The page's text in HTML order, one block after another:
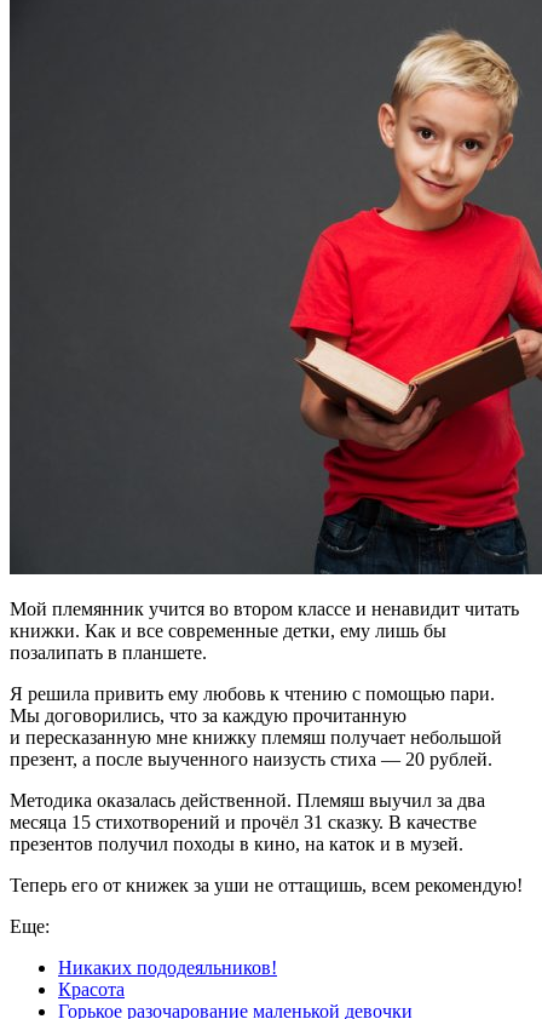
Мой племянник учится во втором классе и ненавидит читать
книжки. Как и все современные детки, ему лишь бы
позалипать в планшете.
Я решила привить ему любовь к чтению с помощью пари.
Мы договорились, что за каждую прочитанную
и пересказанную мне книжку племяш получает небольшой
презент, а после выученного наизусть стиха — 20 рублей.
Методика оказалась действенной. Племяш выучил за два
месяца 15 стихотворений и прочёл 31 сказку. В качестве
презентов получил походы в кино, на каток и в музей.
Теперь его от книжек за уши не оттащишь, всем рекомендую!
Еще:
Никаких пододеяльников!
Красота
Горькое разочарование маленькой девочки